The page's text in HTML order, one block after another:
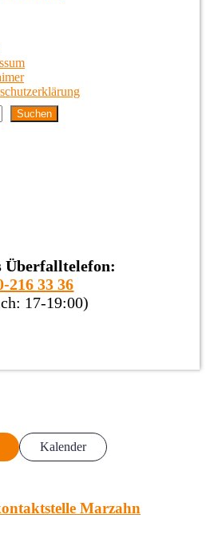
Suchen
Überfalltelefon:
216 33 36
17-19:00)
Kalender
Marzahn